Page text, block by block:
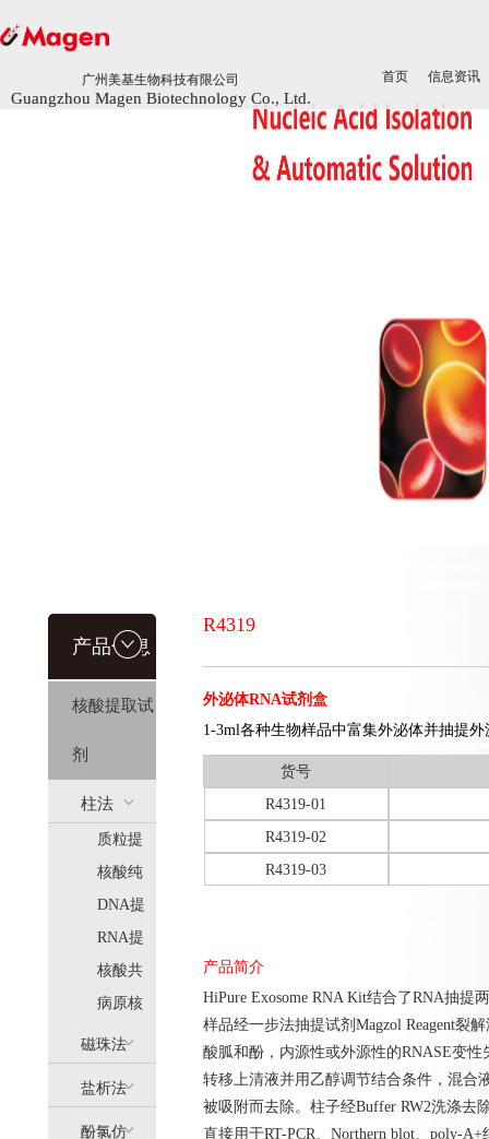
广州美基生物科技有限公司
Guangzhou Magen Biotechnology Co., Ltd.
首页 信息资讯
广州美基生物科技有限公司
Guangzhou Magen Biotechnology Co., Ltd.
首页 信息资讯
产品信息
核酸提取试
剂
柱法
质粒提
取
核酸纯
化
DNA提
取
RNA提
取
核酸共
提
(AllPure)
病原核
酸提取
磁珠法
(MagPure)
盐析法
酚氯仿
R4319
外泌体RNA试剂盒
1-3ml各种生物样品中富集外泌体并抽提外
货号
R4319-01
R4319-02
R4319-03
产品简介
HiPure Exosome RNA Kit结合了RNA抽
样品经一步法抽提试剂Magzol Reagent裂
酸胍和酚，内源性或外源性的RNASE变
转移上清液并用乙醇调节结合条件，混合
被吸附而去除。柱子经Buffer RW2洗涤去
直接用于RT-PCR、Northern blot、poly-